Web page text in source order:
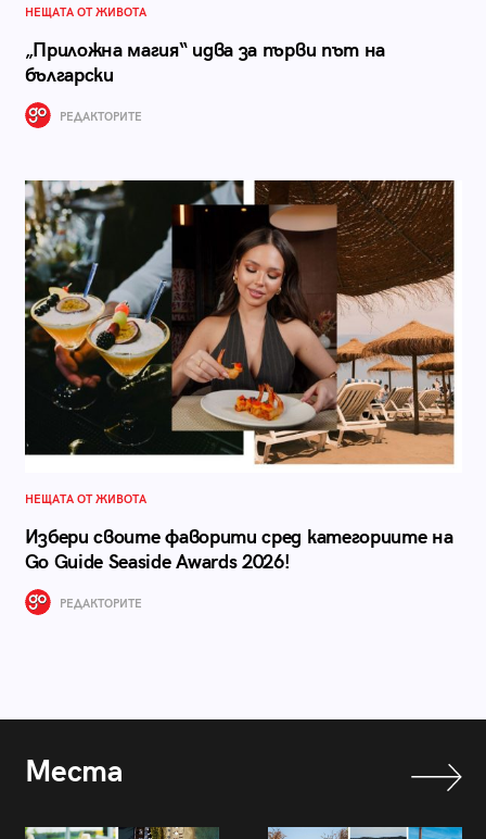
НЕЩАТА ОТ ЖИВОТА
„Приложна магия“ идва за първи път на
български
РЕДАКТОРИТЕ
НЕЩАТА ОТ ЖИВОТА
Избери своите фаворити сред категориите на
Go Guide Seaside Awards 2026!
РЕДАКТОРИТЕ
Места